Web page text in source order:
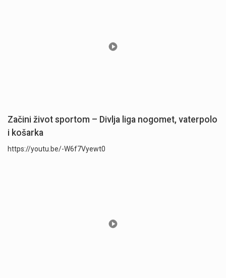
Začini život sportom – Divlja liga nogomet, vaterpolo
i košarka
https://youtu.be/-W6f7Vyewt0